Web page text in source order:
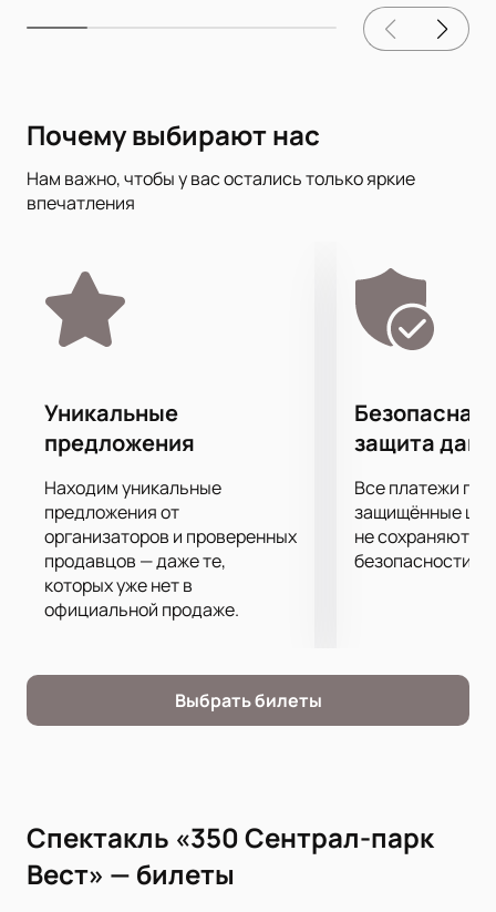
Почему выбирают нас
Нам важно, чтобы у вас остались только яркие
впечатления
Уникальные
предложения
Находим уникальные
предложения от
организаторов и проверенных
продавцов — даже те,
которых уже нет в
официальной продаже.
Безопасная
защита
Все платежи
защищённые
не сохраняются
безопасности.
Выбрать билеты
Cпектакль «350 Сентрал-парк
Вест» — билеты